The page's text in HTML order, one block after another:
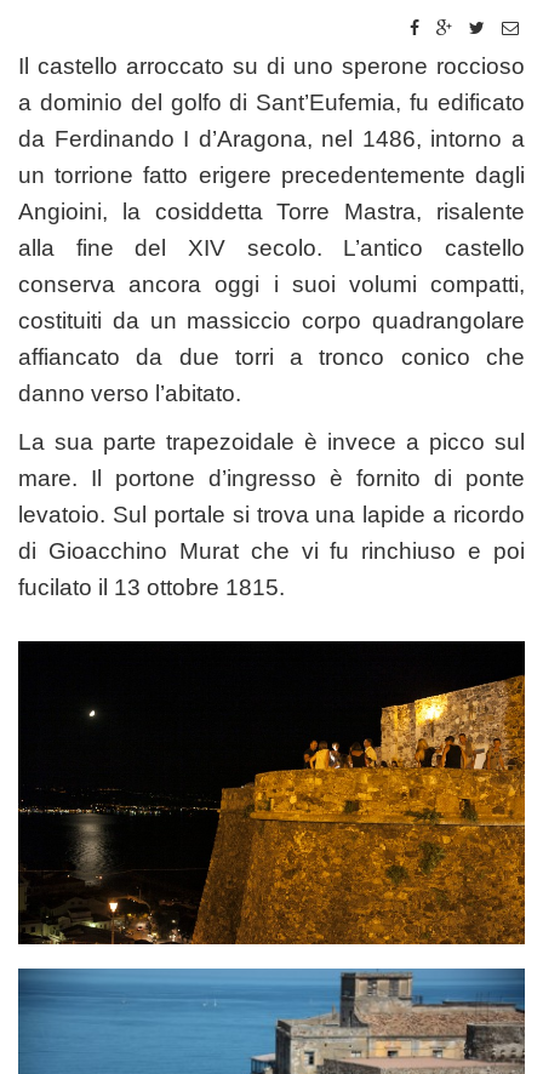
Il castello arroccato su di uno sperone roccioso
a dominio del golfo di Sant’Eufemia, fu edificato
da Ferdinando I d’Aragona, nel 1486, intorno a
un torrione fatto erigere precedentemente dagli
Angioini, la cosiddetta Torre Mastra, risalente
alla fine del XIV secolo. L’antico castello
conserva ancora oggi i suoi volumi compatti,
costituiti da un massiccio corpo quadrangolare
affiancato da due torri a tronco conico che
danno verso l’abitato.
La sua parte trapezoidale è invece a picco sul
mare. Il portone d’ingresso è fornito di ponte
levatoio. Sul portale si trova una lapide a ricordo
di Gioacchino Murat che vi fu rinchiuso e poi
fucilato il 13 ottobre 1815.